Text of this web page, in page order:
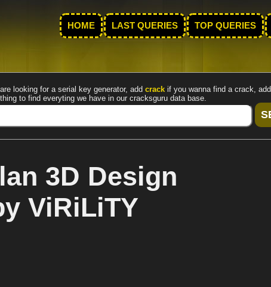
HOME LAST QUERIES TOP QUERIES
looking for a serial key generator, add crack if you wanna find a crack, add
to find everyting we have in our cracksguru data base.
3D Design
ViRiLiTY